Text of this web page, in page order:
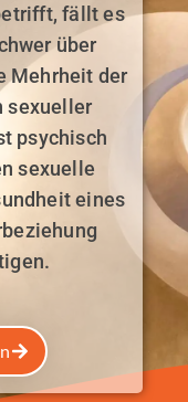
fällt es
über
Mehrheit der
sexueller
psychisch
sexuelle
eines